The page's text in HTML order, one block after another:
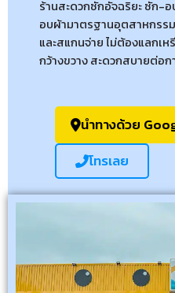
ร้านสะดวกซักอัจฉริยะ ซัก-อ
อบผ้ามาตรฐานอุตสาหกรร
และสแกนจ่าย ไม่ต้องแลกเ
กว้างขวาง สะดวกสบายต่อก
นำทางด้วย
โทรเลย